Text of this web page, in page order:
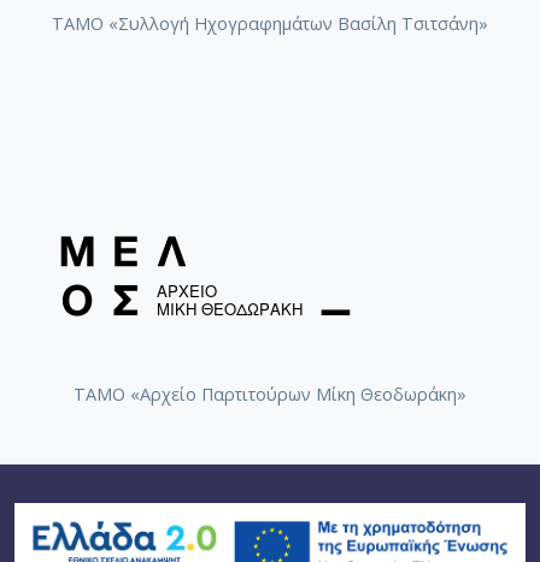
ΤΑΜΟ «Συλλογή Ηχογραφημάτων Βασίλη Τσιτσάνη»
ΤΑΜΟ «Αρχείο Παρτιτούρων Μίκη Θεοδωράκη»